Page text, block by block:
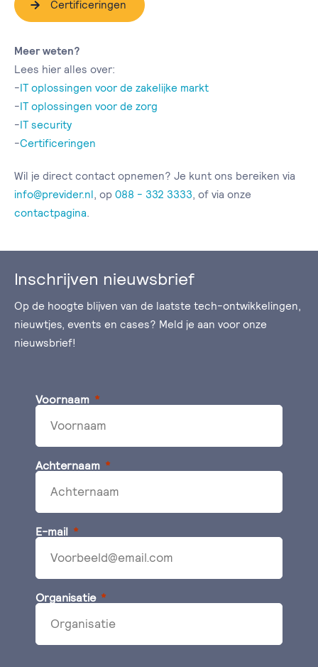
Certificeringen
Meer weten?
Lees hier alles over:
-IT oplossingen voor de zakelijke markt
-IT oplossingen voor de zorg
-IT security
-Certificeringen
Wil je direct contact opnemen? Je kunt ons bereiken via
info@previder.nl , op 088 - 332 3333 , of via onze
contactpagina
Inschrijven nieuwsbrief
Op de hoogte blijven van de laatste tech-ontwikkelingen,
nieuwtjes, events en cases? Meld je aan voor onze
nieuwsbrief!
Voornaam
Achternaam
E-mail
Organisatie